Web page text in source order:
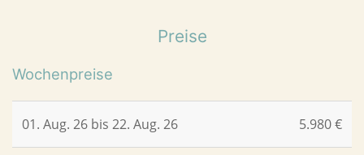
Preise
Wochenpreise
01. Aug. 26 bis 22. Aug. 26 5.980 €